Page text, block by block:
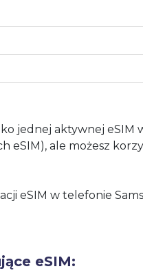
jednej aktywnej eSIM
eSIM), ale możesz
eSIM w telefonie
eSIM: